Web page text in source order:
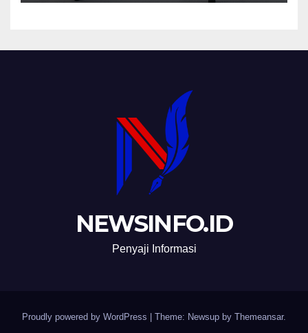
NEWSINFO.ID
Penyaji Informasi
Proudly powered by WordPress Theme: Newsup by Themeansar.